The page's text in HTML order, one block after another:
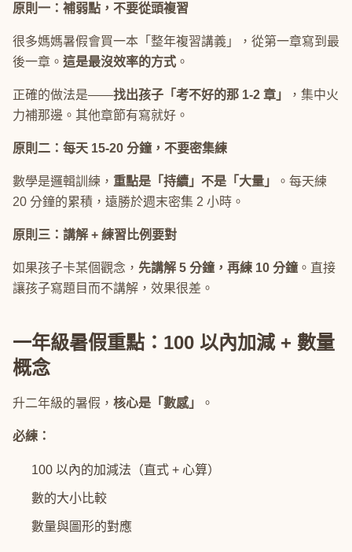
原則一：補弱點，不要從頭複習
很多媽媽暑假會買一本「整年複習講義」，從第一章寫到最
後一章。 這是最沒效率的方式 。
正確的做法是——找出孩子「考不好的那 1-2 章」
，集中火
力補那邊。其他章節有寫就好。
原則二：每天 15-20 分鐘，不要密集練
數學是邏輯訓練， 重點是「持續」不是「大量」
。每天練
20 分鐘的累積，遠勝於週末密集 2 小時。
原則三：講解 + 練習比例要對
如果孩子卡某個觀念， 先講解 5 分鐘，再練 10 分鐘。直接
讓孩子寫題目而不講解，效果很差。
一年級暑假重點：100 以內加減 + 數量
概念
升二年級的暑假， 核心是「數感」 。
必練：
100 以內的加減法（直式 + 心算）
數的大小比較
數量與圖形的對應